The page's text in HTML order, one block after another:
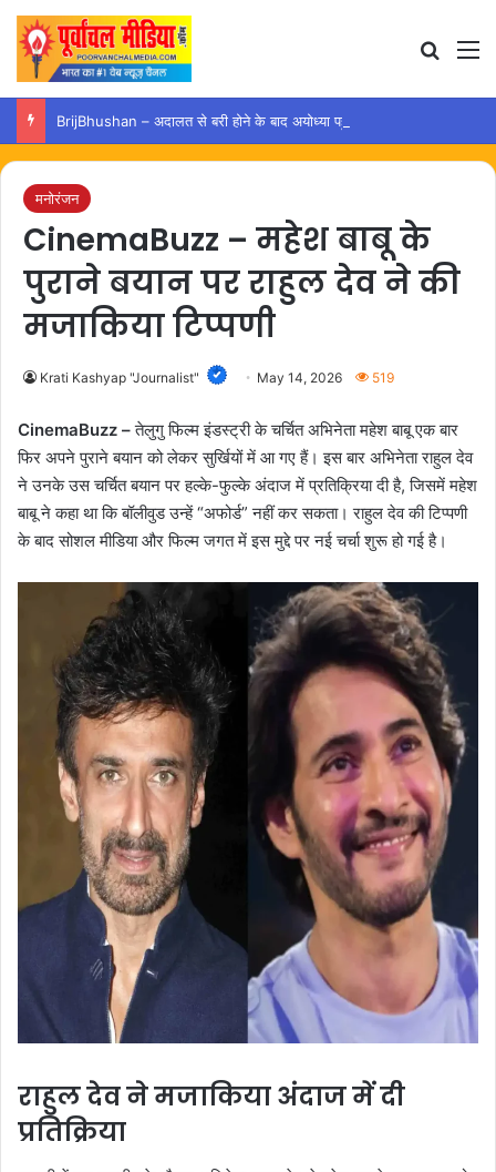
मनोरंजन
CinemaBuzz – महेश बाबू के
पुराने बयान पर राहुल देव ने की
मजाकिया टिप्पणी
Krati Kashyap "Journalist" May 14, 2026 519
CinemaBuzz –तेलुगु फिल्म इंडस्ट्री के चर्चित अभिनेता महेश बाबू एक बार
फिर अपने पुराने बयान को लेकर सुर्खियों में आ गए हैं। इस बार अभिनेता राहुल देव
ने उनके उस चर्चित बयान पर हल्के-फुल्के अंदाज में प्रतिक्रिया दी है, जिसमें महेश
बाबू ने कहा था कि बॉलीवुड उन्हें “अफोर्ड” नहीं कर सकता। राहुल देव की टिप्पणी
के बाद सोशल मीडिया और फिल्म जगत में इस मुद्दे पर नई चर्चा शुरू हो गई है।
राहुल देव ने मजाकिया अंदाज में दी
प्रतिक्रिया